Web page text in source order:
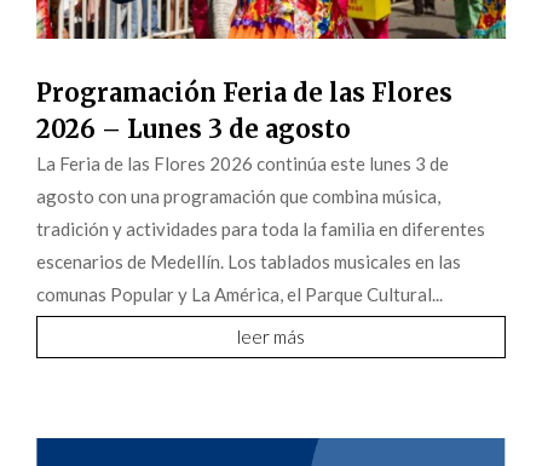
Programación Feria de las Flores
2026 – Lunes 3 de agosto
La Feria de las Flores 2026 continúa este lunes 3 de
agosto con una programación que combina música,
tradición y actividades para toda la familia en diferentes
escenarios de Medellín. Los tablados musicales en las
comunas Popular y La América, el Parque Cultural...
leer más